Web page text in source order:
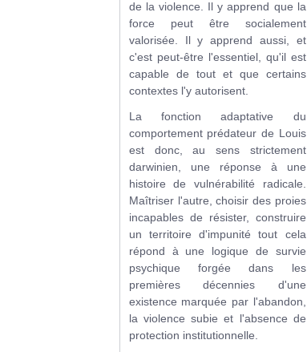
de la violence. Il y apprend que la
force peut être socialement
valorisée. Il y apprend aussi, et
c'est peut-être l'essentiel, qu'il est
capable de tout et que certains
contextes l'y autorisent.
La fonction adaptative du
comportement prédateur de Louis
est donc, au sens strictement
darwinien, une réponse à une
histoire de vulnérabilité radicale.
Maîtriser l'autre, choisir des proies
incapables de résister, construire
un territoire d'impunité tout cela
répond à une logique de survie
psychique forgée dans les
premières décennies d'une
existence marquée par l'abandon,
la violence subie et l'absence de
protection institutionnelle.